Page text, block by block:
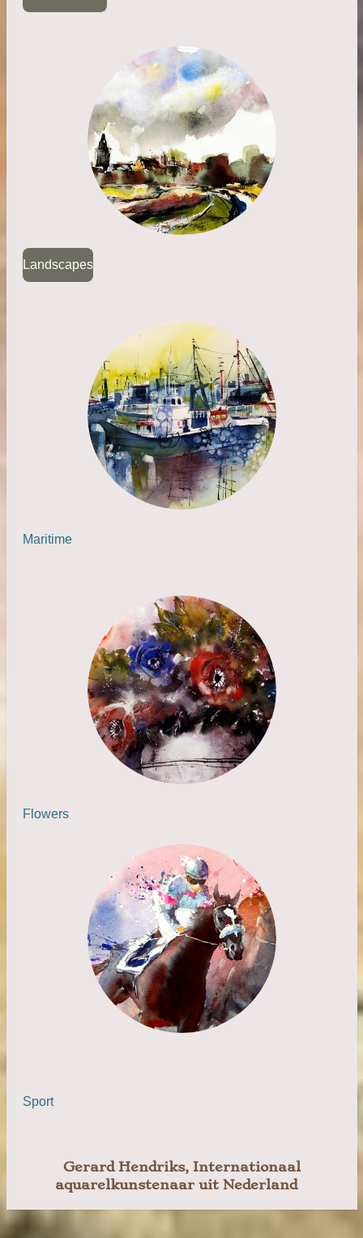
Landscapes
Maritime
Flowers
Sport
Gerard Hendriks, Internationaal
aquarelkunstenaar uit Nederland